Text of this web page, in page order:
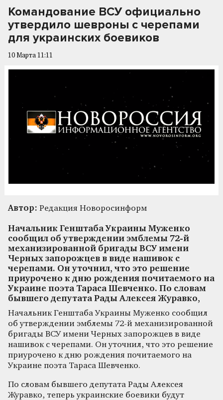
Командование ВСУ официально
утвердило шевроны с черепами
для украинских боевиков
10 Марта 11:11
Автор: Редакция Новоросинформ
Начальник Генштаба Украины Муженко
сообщил об утверждении эмблемы 72-й
механизированной бригады ВСУ имени
Черных запорожцев в виде нашивок с
черепами. Он уточнил, что это решение
приурочено к дню рождения почитаемого на
Украине поэта Тараса Шевченко. По словам
бывшего депутата Рады Алексея Журавко,
Начальник Генштаба Украины Муженко сообщил
об утверждении эмблемы 72-й механизированной
бригады ВСУ имени Черных запорожцев в виде
нашивок с черепами. Он уточнил, что это решение
приурочено к дню рождения почитаемого на
Украине поэта Тараса Шевченко.
По словам бывшего депутата Рады Алексея
Журавко, теперь украинские боевики будут